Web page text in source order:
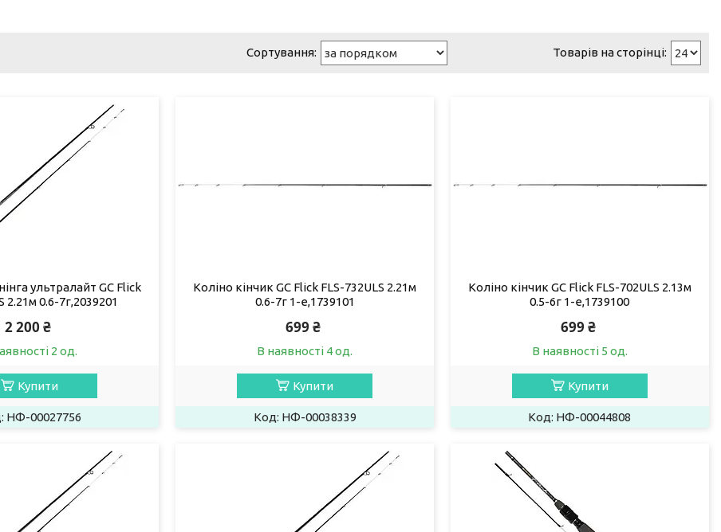
ультралайт GC Flick
2.21м 0.6-7г,2039201
2 200 ₴
2 од.
Купити
НФ-00027756
Коліно кінчик GC Flick FLS-732ULS 2.21м
0.6-7г 1-е,1739101
699 ₴
В наявності 4 од.
Купити
НФ-00038339
Коліно кінчик GC Flick FLS-702ULS 2.13м
0.5-6г 1-е,1739100
699 ₴
В наявності 5 од.
Купити
НФ-00044808